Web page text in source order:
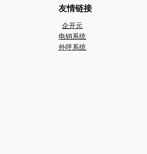
友情链接
企开元
电销系统
外呼系统